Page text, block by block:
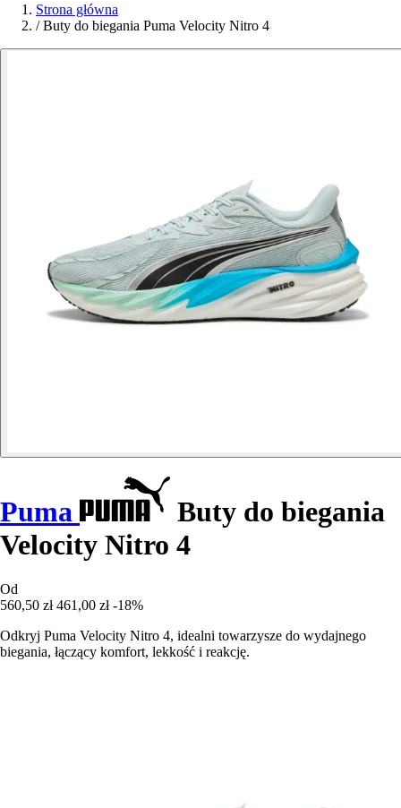
Strona główna
/ Buty do biegania Puma Velocity Nitro 4
Puma
Buty do biegania
Velocity Nitro 4
Od
560,50 zł 461,00 zł -18%
Odkryj Puma Velocity Nitro 4, idealni towarzysze do wydajnego
biegania, łączący komfort, lekkość i reakcję.